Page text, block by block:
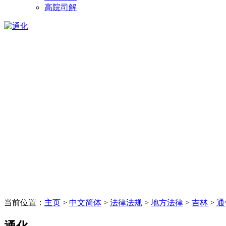
高院司解
当前位置： 主页 > 中文简体 > 法律法规 > 地方法律 > 吉林 > 通